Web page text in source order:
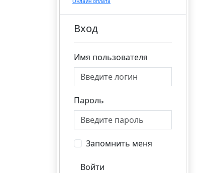
Вход
Имя пользователя
Пароль
Запомнить меня
Войти